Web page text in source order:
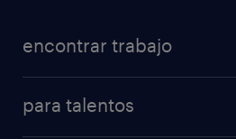
encontrar trabajo
para talentos